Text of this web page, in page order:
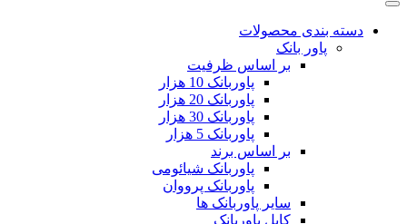
دسته بندی محصولات
پاور بانک
بر اساس ظرفیت
پاوربانک 10 هزار
پاوربانک 20 هزار
پاوربانک 30 هزار
پاوربانک 5 هزار
بر اساس برند
پاوربانک شیائومی
پاوربانک پرووان
سایر پاوربانک ها
کابل پاوربانک